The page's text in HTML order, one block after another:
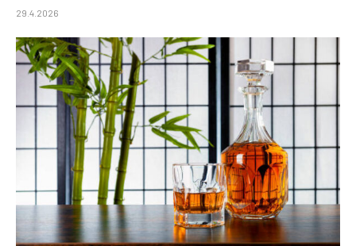
29.4.2026